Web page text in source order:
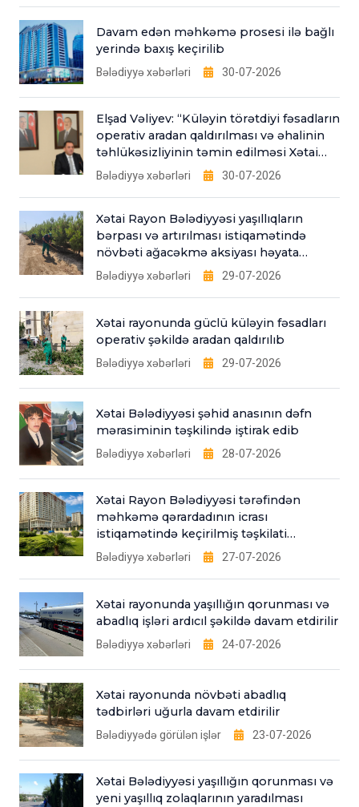
Davam edən məhkəmə prosesi ilə bağlı
yerində baxış keçirilib
Bələdiyyə xəbərləri 30-07-2026
Elşad Vəliyev: “Küləyin törətdiyi fəsadların
operativ aradan qaldırılması və əhalinin
təhlükəsizliyinin təmin edilməsi Xətai
Bələdiyyəsinin əsas fəaliyyət
istiqamətlərindəndir”
Bələdiyyə xəbərləri 30-07-2026
Xətai Rayon Bələdiyyəsi yaşıllıqların
bərpası və artırılması istiqamətində
növbəti ağacəkmə aksiyası həyata
keçirib
Bələdiyyə xəbərləri 29-07-2026
Xətai rayonunda güclü küləyin fəsadları
operativ şəkildə aradan qaldırılıb
Bələdiyyə xəbərləri 29-07-2026
Xətai Bələdiyyəsi şəhid anasının dəfn
mərasiminin təşkilində iştirak edib
Bələdiyyə xəbərləri 28-07-2026
Xətai Rayon Bələdiyyəsi tərəfindən
məhkəmə qərardadının icrası
istiqamətində keçirilmiş təşkilati
tədbirlər
Bələdiyyə xəbərləri 27-07-2026
Xətai rayonunda yaşıllığın qorunması və
abadlıq işləri ardıcıl şəkildə davam etdirilir
Bələdiyyə xəbərləri 24-07-2026
Xətai rayonunda növbəti abadlıq
tədbirləri uğurla davam etdirilir
Bələdiyyədə görülən işlər 23-07-2026
Xətai Bələdiyyəsi yaşıllığın qorunması və
yeni yaşıllıq zolaqlarının yaradılması